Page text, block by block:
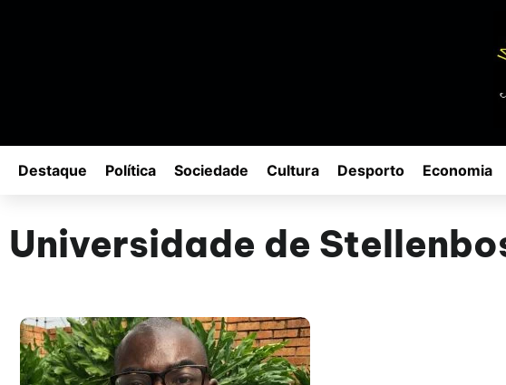
Destaque Política Sociedade Cultura Desporto Economia
Universidade de